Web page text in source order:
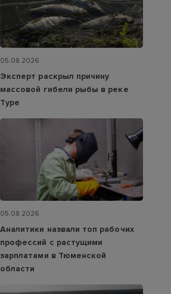
05.08.2026
Эксперт раскрыл причину
массовой гибели рыбы в реке
Туре
05.08.2026
Аналитики назвали топ рабочих
профессий с растущими
зарплатами в Тюменской
области